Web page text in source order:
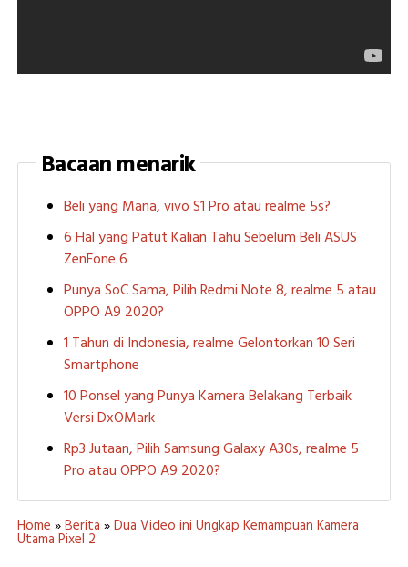
Bacaan menarik
Beli yang Mana, vivo S1 Pro atau realme 5s?
6 Hal yang Patut Kalian Tahu Sebelum Beli ASUS
ZenFone 6
Punya SoC Sama, Pilih Redmi Note 8, realme 5 atau
OPPO A9 2020?
1 Tahun di Indonesia, realme Gelontorkan 10 Seri
Smartphone
10 Ponsel yang Punya Kamera Belakang Terbaik
Versi DxOMark
Rp3 Jutaan, Pilih Samsung Galaxy A30s, realme 5
Pro atau OPPO A9 2020?
Home »Berita »Dua Video ini Ungkap Kemampuan Kamera
Utama Pixel 2